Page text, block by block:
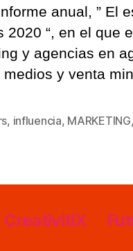
anual, ” El
2020 “, en el que
y agencias en
y venta
, influencia, MARKETING,
CreativitiX